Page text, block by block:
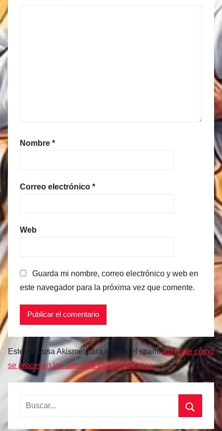
Nombre *
Correo electrónico *
Web
Guarda mi nombre, correo electrónico y web en
este navegador para la próxima vez que comente.
Este sitio usa Akismet para reducir el spam.Aprende cómo
se procesan los datos de tus comentarios.
Buscar:
Buscar